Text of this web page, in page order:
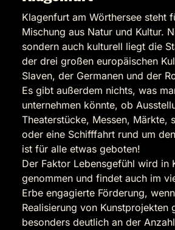
Klagenfurt am Wörthersee steht
Mischung aus Natur und Kultur.
sondern auch kulturell liegt die
der drei großen europäischen
Slaven, der Germanen und der
Es gibt außerdem nichts, was
unternehmen könnte, ob
Theaterstücke, Messen, Märkte,
oder eine Schifffahrt rund um
ist für alle etwas geboten!
Der Faktor Lebensgefühl wird in
genommen und findet auch im
Erbe engagierte Förderung,
Realisierung von Kunstprojekten
besonders deutlich an der